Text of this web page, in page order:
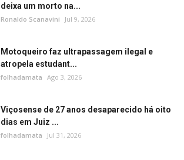
deixa um morto na...
Ronaldo Scanavini Jul 9, 2026
Motoqueiro faz ultrapassagem ilegal e
atropela estudant...
folhadamata Ago 3, 2026
Viçosense de 27 anos desaparecido há oito
dias em Juiz ...
folhadamata Jul 31, 2026